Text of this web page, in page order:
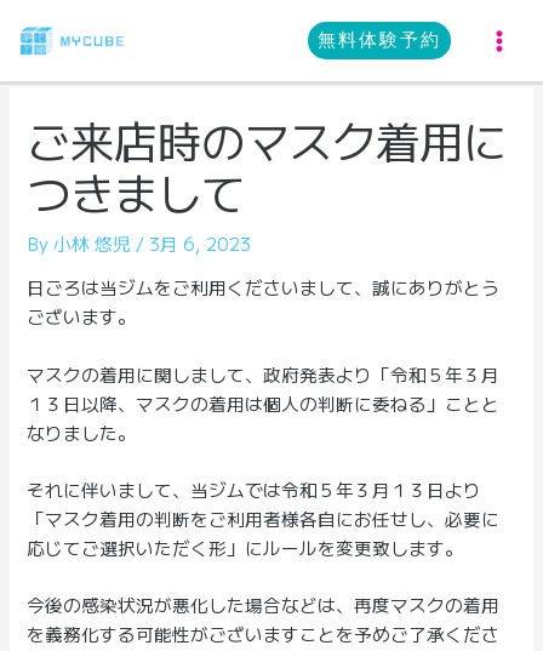
無料体験予約
ご来店時のマスク着用に
つきまして
By小林 悠児 / 3月 6, 2023
日ごろは当ジムをご利用くださいまして、誠にありがとう
ございます。
マスクの着用に関しまして、政府発表より「令和５年３月
１３日以降、マスクの着用は個人の判断に委ねる」ことと
なりました。
それに伴いまして、当ジムでは令和５年３月１３日より
「マスク着用の判断をご利用者様各自にお任せし、必要に
応じてご選択いただく形」にルールを変更致します。
今後の感染状況が悪化した場合などは、再度マスクの着用
を義務化する可能性がございますことを予めご了承くださ